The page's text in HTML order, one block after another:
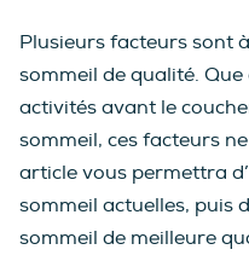
Plusieurs facteurs sont
sommeil de qualité.
activités avant le
sommeil, ces facteurs
article vous permettra
sommeil actuelles, puis
sommeil de meilleure